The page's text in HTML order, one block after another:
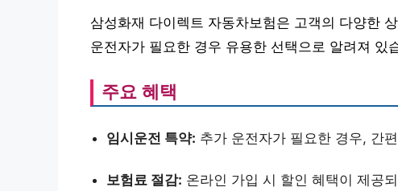
삼성화재 다이렉트 자동차보험은 고객의 다양한
운전자가 필요한 경우 유용한 선택으로 알려져 있
주요 혜택
임시운전 특약: 추가 운전자가 필요한 경우, 간
보험료 절감: 온라인 가입 시 할인 혜택이 제공